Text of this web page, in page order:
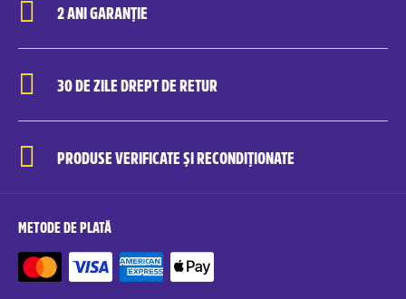
2 ANI GARANȚIE
30 DE ZILE DREPT DE RETUR
PRODUSE VERIFICATE ȘI RECONDIȚIONATE
METODE DE PLATĂ